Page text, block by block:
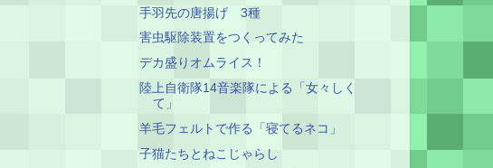
手羽先の唐揚げ 3種
害虫駆除装置をつくってみた
デカ盛りオムライス！
陸上自衛隊14音楽隊による「女々しく
て」
羊毛フェルトで作る「寝てるネコ」
子猫たちとねこじゃらし